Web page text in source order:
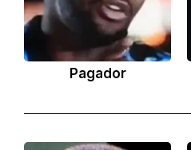
Pagador